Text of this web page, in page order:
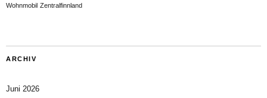
Wohnmobil Zentralfinnland
ARCHIV
Juni 2026